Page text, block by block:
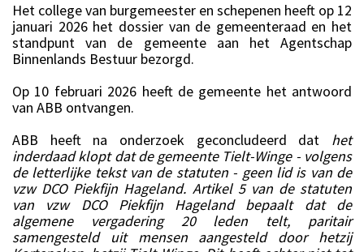
Het college van burgemeester en schepenen heeft op 12
januari 2026 het dossier van de gemeenteraad en het
standpunt van de gemeente aan het Agentschap
Binnenlands Bestuur bezorgd.
Op 10 februari 2026 heeft de gemeente het antwoord
van ABB ontvangen.
ABB heeft na onderzoek geconcludeerd dat het
inderdaad klopt dat de gemeente Tielt-Winge - volgens
de letterlijke tekst van de statuten - geen lid is van de
vzw DCO Piekfijn Hageland. Artikel 5 van de statuten
van vzw DCO Piekfijn Hageland bepaalt dat de
algemene vergadering 20 leden telt, paritair
samengesteld uit mensen aangesteld door hetzij